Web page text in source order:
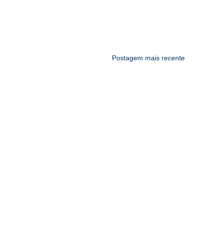
Postagem mais recente